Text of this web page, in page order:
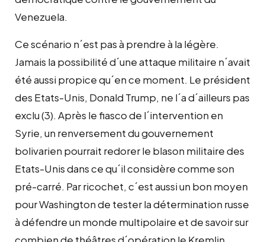
Venezuela.
Ce scénario n´est pas à prendre à la légère.
Jamais la possibilité d´une attaque militaire n´avait
été aussi propice qu´en ce moment. Le président
des Etats-Unis, Donald Trump, ne l´a d´ailleurs pas
exclu (3). Après le fiasco de l´intervention en
Syrie, un renversement du gouvernement
bolivarien pourrait redorer le blason militaire des
Etats-Unis dans ce qu´il considère comme son
pré-carré. Par ricochet, c´est aussi un bon moyen
pour Washington de tester la détermination russe
à défendre un monde multipolaire et de savoir sur
combien de théâtres d´opération le Kremlin